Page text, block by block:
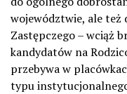
województwie, ale też
Zastępczego – wciąż
kandydatów na
przebywa w
typu